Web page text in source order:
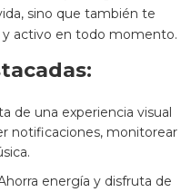
sino que también te
activo en todo momento.
de una experiencia visual
notificaciones, monitorear
energía y disfruta de